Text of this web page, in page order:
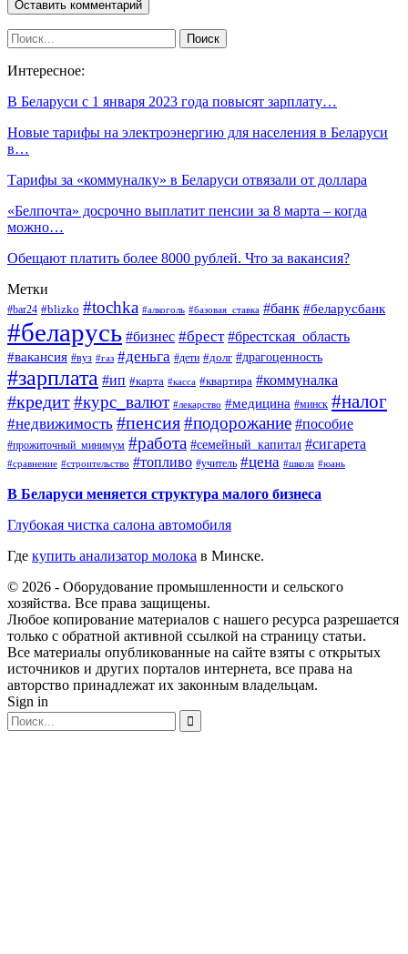
Интересное:
В Беларуси с 1 января 2023 года повысят зарплату…
Новые тарифы на электроэнергию для населения в Беларуси
в…
Тарифы за «коммуналку» в Беларуси отвязали от доллара
«Белпочта» досрочно выплатит пенсии за 8 марта – когда
можно…
Обещают платить более 8000 рублей. Что за вакансия?
Метки
#bar24 #blizko #tochka #алкоголь #базовая_ставка #банк #беларусбанк
#беларусь #бизнес #брест #брестская_область
#вакансия #вуз #газ #деньга #дети #долг #драгоценность
#зарплата #ип #карта #касса #квартира #коммуналка
#кредит#курс_валют #лекарство #медицина #минск #налог
#недвижимость #пенсия#подорожание #пособие
#прожиточный_минимум #работа #семейный_капитал #сигарета
#сравнение #строительство #топливо #учитель #цена #школа #юань
В Беларуси меняется структура малого бизнеса
Глубокая чистка салона автомобиля
Где купить анализатор молока в Минске.
© 2026 - Оборудование промышленности и сельского
хозяйства. Все права защищены.
Любое копирование материалов с нашего ресурса разрешается
только с обратной активной ссылкой на страницу статьи.
Все материалы опубликованные на сайте взяты с открытых
источников и других порталов интернета, все права на
авторство принадлежат их законным владельцам.
Sign in